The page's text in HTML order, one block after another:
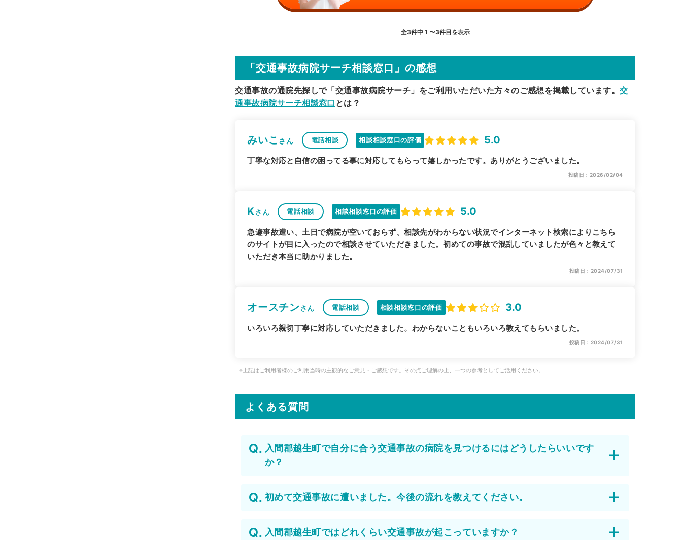
全3件中 1 〜3件目を表示
「交通事故病院サーチ相談窓口」の感想
交通事故の通院先探しで「交通事故病院サーチ」をご利用いただいた方々のご感想を掲載しています。交
通事故病院サーチ相談窓口 とは？
みいこ さん 電話相談 相談相談窓口の評価 5.0
丁寧な対応と自信の困ってる事に対応してもらって嬉しかったです。ありがとうございました。
投稿日：2026/02/04
Kさん 電話相談 相談相談窓口の評価 5.0
急遽事故遭い、土日で病院が空いておらず、相談先がわからない状況でインターネット検索によりこちら
のサイトが目に入ったので相談させていただきました。初めての事故で混乱していましたが色々と教えて
いただき本当に助かりました。
投稿日：2024/07/31
オースチンさん 電話相談 相談相談窓口の評価 3.0
いろいろ親切丁寧に対応していただきました。わからないこともいろいろ教えてもらいました。
投稿日：2024/07/31
※上記はご利用者様のご利用当時の主観的なご意見・ご感想です。その点ご理解の上、一つの参考としてご活用ください。
よくある質問
入間郡越生町で自分に合う交通事故の病院を見つけるにはどうしたらいいです
か？
初めて交通事故に遭いました。今後の流れを教えてください。
入間郡越生町ではどれくらい交通事故が起こっていますか？